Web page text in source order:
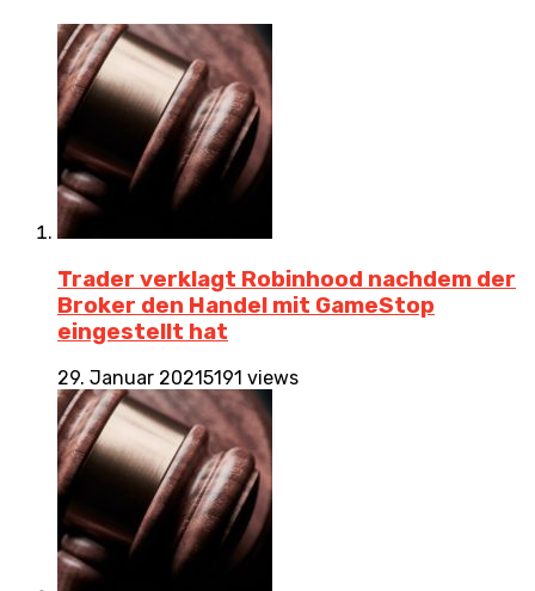
Trader verklagt Robinhood nachdem der
Broker den Handel mit GameStop
eingestellt hat
29. Januar 20215191 views